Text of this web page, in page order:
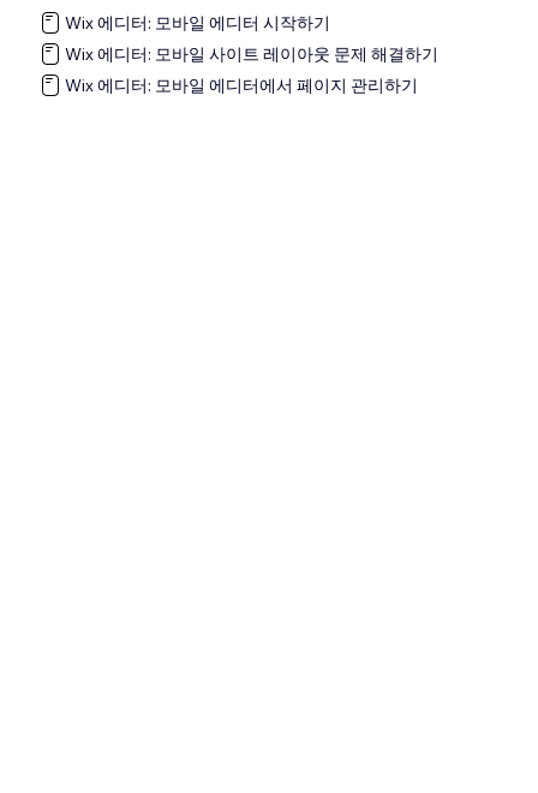
Wix 에디터: 모바일 에디터 시작하기
Wix 에디터: 모바일 사이트 레이아웃 문제 해결하기
Wix 에디터: 모바일 에디터에서 페이지 관리하기